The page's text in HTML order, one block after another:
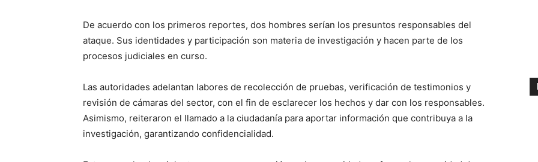
De acuerdo con los primeros reportes, dos hombres serían los presuntos responsables del
ataque. Sus identidades y participación son materia de investigación y hacen parte de los
procesos judiciales en curso.
Las autoridades adelantan labores de recolección de pruebas, verificación de testimonios y
revisión de cámaras del sector, con el fin de esclarecer los hechos y dar con los responsables.
Asimismo, reiteraron el llamado a la ciudadanía para aportar información que contribuya a la
investigación, garantizando confidencialidad.